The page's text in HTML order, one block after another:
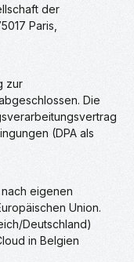
der
Paris,
zur
Die
(DPA als
eigenen
Union.
Deutschland)
in Belgien